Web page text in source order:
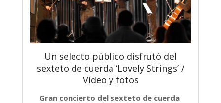
Un selecto público disfrutó del
sexteto de cuerda ‘Lovely Strings’ /
Video y fotos
Gran concierto del sexteto de cuerda